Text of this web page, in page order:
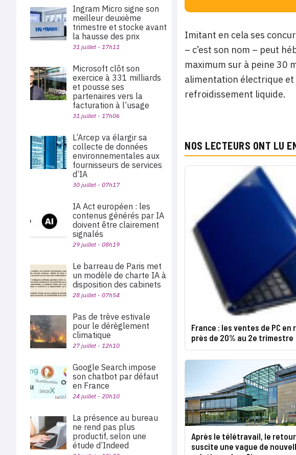
Imitant en cela ses
– c’est son nom – peut
maximum sur à peine 30
alimentation électrique et
refroidissement liquide.
NOS LECTEURS ONT LU
France : les ventes de PC en
près de 20% au 2e trimestre
Après le télétravail, le
suscite une vague de
Ingram Micro signe son
meilleur deuxième
trimestre et stocke avant
la hausse des prix
31 juillet - 17h11
Microsoft clôt son
exercice à 331 milliards
et pousse ses
partenaires vers la
facturation à l’usage
31 juillet - 17h06
L’Arcep va élargir sa
collecte de données
environnementales aux
fournisseurs de services
d’IA
30 juillet - 07h17
IA Act européen : les
contenus générés par IA
doivent être clairement
signalés
29 juillet - 08h19
Le barreau de Paris met
un modèle de charte IA à
disposition des cabinets
28 juillet - 07h54
Pas de trève estivale
pour le dérèglement
climatique
27 juillet - 12h10
Google Search impose
son chatbot par défaut
en France
24 juillet - 20h10
La présence au bureau
ne rend pas plus
productif, selon une
étude d’Indeed